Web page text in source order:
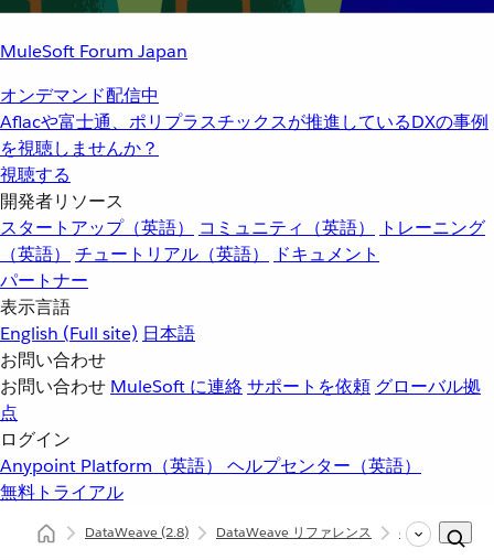
MuleSoft Forum Japan
オンデマンド配信中
Aflacや富士通、ポリプラスチックスが推進しているDXの事例
を視聴しませんか？
視聴する
開発者リソース
スタートアップ（英語）
コミュニティ（英語）
トレーニング
（英語）
チュートリアル（英語）
ドキュメント
パートナー
表示言語
English (Full site) 日本語
お問い合わせ
お問い合わせ MuleSoft に連絡サポートを依頼 グローバル拠
点
ログイン
Anypoint Platform（英語） ヘルプセンター（英語）
無料トライアル
DataWeave(2.8) DataWeave リファレンス dw::util::Values